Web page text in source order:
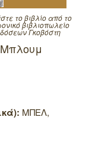
το βιβλίο από το
βιβλιοπωλείο
Γκοβόστη
ΜΠΕΛ,